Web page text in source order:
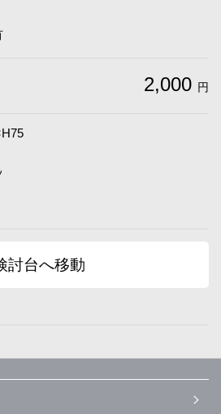
2,000 円
討台へ移動